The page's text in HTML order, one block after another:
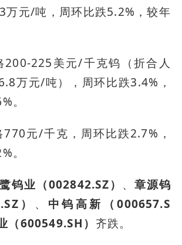
万元/吨，周环比跌5.2%，较年
200-225美元/千克钨（折合人
万元/吨），周环比跌3.4%，
。
元/千克，周环比跌2.7%，
。
钨业（002842.SZ） 、 章源钨
） 、 中钨高新（000657.S
（600549.SH） 齐跌。